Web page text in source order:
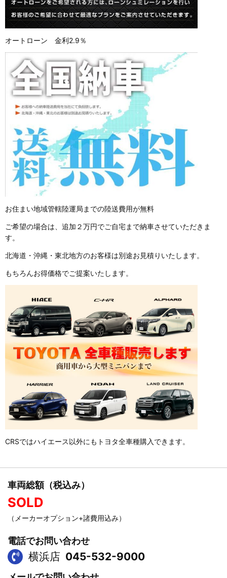
オートローン 金利2.9％
お住まい地域管轄陸運局までの陸送費用が無料
ご希望の場合は、追加２万円でご自宅まで納車させていただきま
す。
北海道・沖縄・東北地方のお客様は別途お見積りいたします。
もちろんお得価格でご提案いたします。
CRSではハイエース以外にもトヨタ全車種購入できます。
車両総額（税込み）
SOLD
（メーカーオプション+諸費用込み）
電話でお問い合わせ
横浜店 045-532-9000